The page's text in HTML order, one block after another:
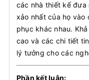
các nhà thiết kế
xảo nhất của họ vào
phục khác nhau.
cao và các chi tiết
lý tưởng cho các
Phần kết luận: